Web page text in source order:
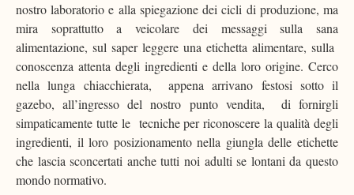
nostro laboratorio e alla spiegazione dei cicli di produzione, ma
mira soprattutto a veicolare dei messaggi sulla sana
alimentazione, sul saper leggere una etichetta alimentare, sulla
conoscenza attenta degli ingredienti e della loro origine. Cerco
nella lunga chiacchierata, appena arrivano festosi sotto il
gazebo, all’ingresso del nostro punto vendita, di fornirgli
simpaticamente tutte le tecniche per riconoscere la qualità degli
ingredienti, il loro posizionamento nella giungla delle etichette
che lascia sconcertati anche tutti noi adulti se lontani da questo
mondo normativo.